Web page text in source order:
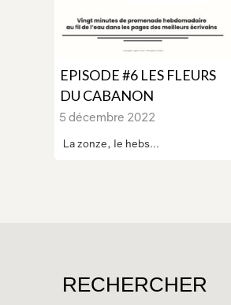
EPISODE #6 LES FLEURS
DU CABANON
5 décembre 2022
La zonze, le hebs...
RECHERCHER